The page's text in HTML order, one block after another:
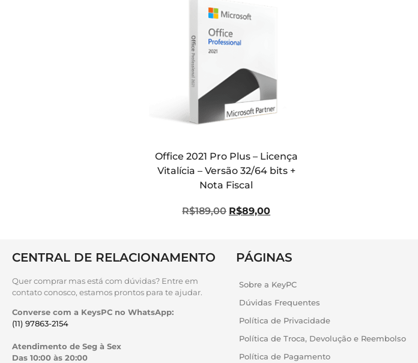
Office 2021 Pro Plus – Licença
Vitalícia – Versão 32/64 bits +
Nota Fiscal
R$189,00 R$89,00
CENTRAL DE RELACIONAMENTO
Quer comprar mas está com dúvidas? Entre em
contato conosco, estamos prontos para te ajudar.
Converse com a KeysPC no WhatsApp:
(11) 97863-2154
Atendimento de Seg à Sex
Das 10:00 às 20:00
PÁGINAS
Sobre a KeyPC
Dúvidas Frequentes
Política de Privacidade
Política de Troca, Devolução e Reembolso
Política de Pagamento